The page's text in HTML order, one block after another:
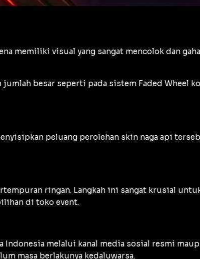
memiliki visual yang sangat mencolok dan
jumlah besar seperti pada sistem Faded Wheel
peluang perolehan skin naga api
ringan. Langkah ini sangat krusial
di toko event.
Indonesia melalui kanal media sosial resmi
masa berlakunya kedaluwarsa.